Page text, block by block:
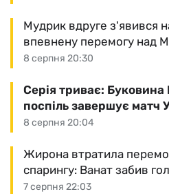
8 серпня 20:30
Мудрик вдруге з'явився
впевнену перемогу над
8 серпня 20:04
Серія триває:
поспіль завершує матч
7 серпня 22:03
Жирона втратила
спарингу: Ванат забив